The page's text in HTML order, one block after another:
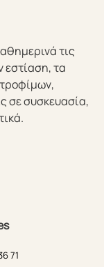
τις
εστίαση, τα
σε συσκευασία,
71